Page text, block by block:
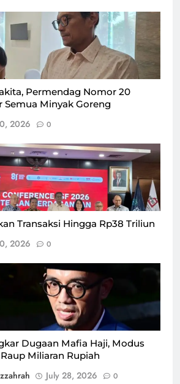
Dalam Negeri
Shofwan, dalam wawancara
pelaksanaan Indonesia Shopping
bersama KADIN, GIPI, dan APPBI di
Perdagangan, Jakarta, Kamis
(Risma Octavia)
Permendag Nomor 20
Semua Minyak Goreng
2026 0
Pers pelaksanaan ISF 2026 bersama
Industri (KADIN), Gabungan Industri
(GIPI), dan APPBI di Auditorium
Kamis (30/7)/Foto : Dok.
Transaksi Hingga Rp38 Triliun
2026 0
dan Umrah, Dahnil Anzar
BPMI Setpres
Dugaan Mafia Haji, Modus
Miliaran Rupiah
July 28, 2026 0